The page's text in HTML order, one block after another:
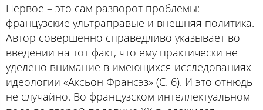
Первое – это сам разворот проблемы:
французские ультраправые и внешняя политика.
Автор совершенно справедливо указывает во
введении на тот факт, что ему практически не
уделено внимание в имеющихся исследованиях
идеологии «Аксьон Франсэз» (С. 6). И это отнюдь
не случайно. Во французском интеллектуальном